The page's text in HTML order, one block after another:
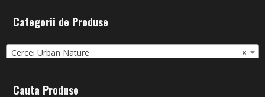
Categorii de Produse
×
Cercei Urban Nature
Cauta Produse